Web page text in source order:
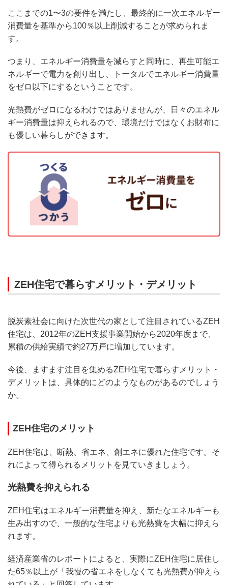
ここまでの1〜3の要件を満たし、最終的に一次エネルギー
消費量を基準から100％以上削減することが求められま
す。
つまり、エネルギー消費量を減らすと同時に、再生可能エ
ネルギーで電力を創り出し、トータルでエネルギー消費量
をゼロ以下にするということです。
光熱費がゼロになるわけではありませんが、日々のエネル
ギー消費量は抑えられるので、環境だけではなくお財布に
も優しい暮らしができます。
ZEH住宅で暮らすメリット・デメリット
脱炭素社会に向けた次世代の家として注目されているZEH
住宅は、2012年のZEH支援事業開始から2020年度まで、
累積の供給実績で約27万戸に増加しています。
今後、ますます注目を集めるZEH住宅で暮らすメリット・
デメリットは、具体的にどのようなものがあるのでしょう
か。
ZEH住宅のメリット
ZEH住宅は、断熱、省エネ、創エネに優れた住宅です。そ
れによって得られるメリットを見ていきましょう。
光熱費を抑えられる
ZEH住宅はエネルギー消費量を抑え、新たなエネルギーも
生み出すので、一般的な住宅よりも光熱費を大幅に抑えら
れます。
経済産業省のレポートによると、実際にZEH住宅に居住し
た65％以上が「我慢の省エネをしなくても光熱費が抑えら